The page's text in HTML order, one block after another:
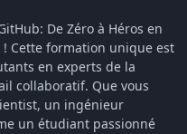
De Zéro à Héros en
Cette formation unique est
en experts de la
collaboratif. Que vous
un ingénieur
un étudiant passionné